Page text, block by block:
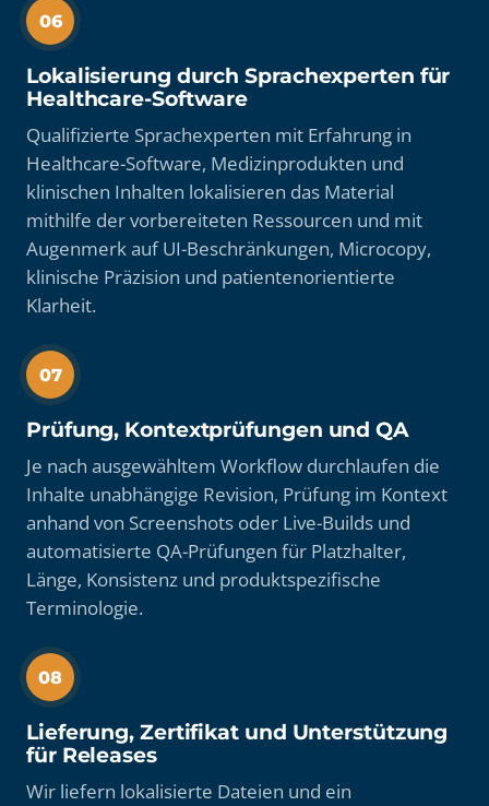
06
Lokalisierung durch Sprachexperten für
Healthcare-Software
Qualifizierte Sprachexperten mit Erfahrung in
Healthcare-Software, Medizinprodukten und
klinischen Inhalten lokalisieren das Material
mithilfe der vorbereiteten Ressourcen und mit
Augenmerk auf UI-Beschränkungen, Microcopy,
klinische Präzision und patientenorientierte
Klarheit.
07
Prüfung, Kontextprüfungen und QA
Je nach ausgewähltem Workflow durchlaufen die
Inhalte unabhängige Revision, Prüfung im Kontext
anhand von Screenshots oder Live-Builds und
automatisierte QA-Prüfungen für Platzhalter,
Länge, Konsistenz und produktspezifische
Terminologie.
08
Lieferung, Zertifikat und Unterstützung
für Releases
Wir liefern lokalisierte Dateien und ein